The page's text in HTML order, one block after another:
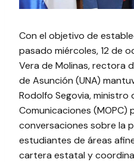
Con el objetivo de
pasado miércoles, 12 de
Vera de Molinas, rectora
de Asunción (UNA)
Rodolfo Segovia, ministro
Comunicaciones (MOPC)
conversaciones sobre la
estudiantes de áreas
cartera estatal y